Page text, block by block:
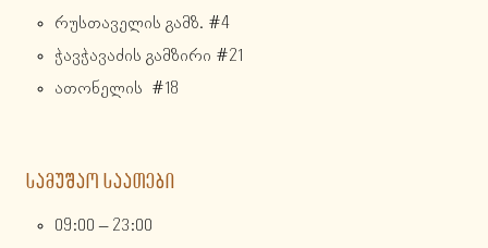
რუსთაველის გამზ. #4
ჭავჭავაძის გამზირი #21
ათონელის #18
ᲡᲐᲛᲣᲨᲐᲝ ᲡᲐᲐᲗᲔᲑᲘ
09:00 – 23:00